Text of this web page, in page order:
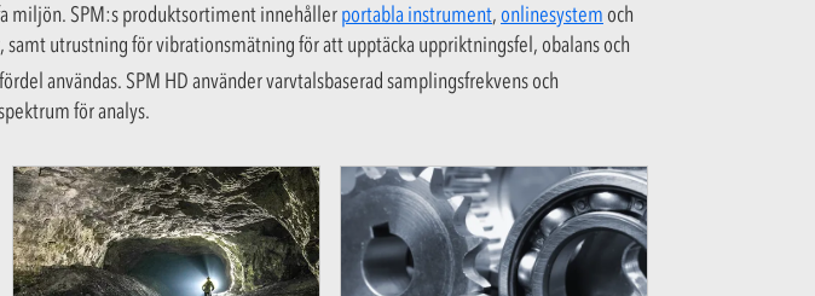
miljön. SPM:s produktsortiment innehållerportabla instrument,onlinesystemoch
utrustning för vibrationsmätning för att upptäcka uppriktningsfel, obalans och
användas. SPM HD använder varvtalsbaserad samplingsfrekvens och
för analys.